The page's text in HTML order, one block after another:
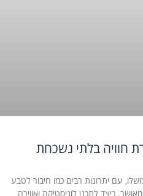
חוויה בלתי נשכחת
עם יתרונות רבים כמו חיבור לטבע
כיצד לתכנן לוגיסטיקה ואווירה